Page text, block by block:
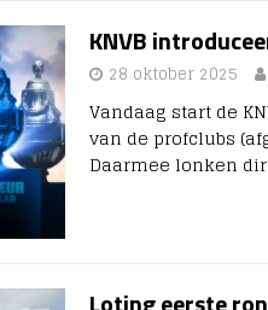
KNVB
28 oktober 2025
Vandaag start de
van de profclubs
Daarmee lonken